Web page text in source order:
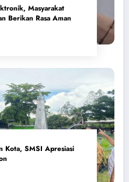
Masyarakat
Berikan Rasa Aman
Kota, SMSI Apresiasi